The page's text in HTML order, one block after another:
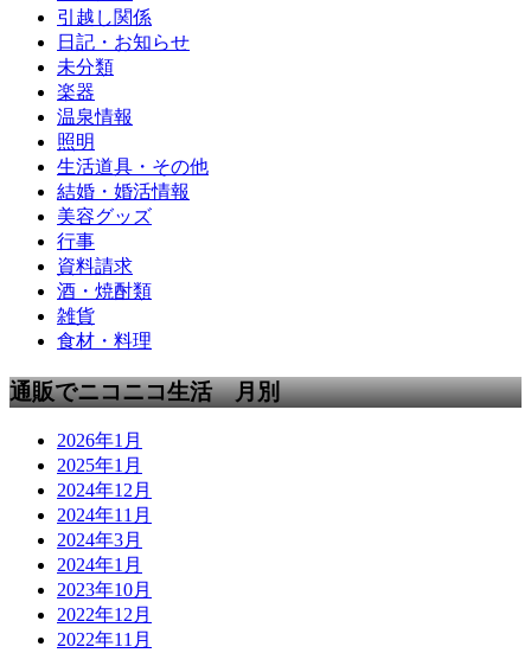
引越し関係
日記・お知らせ
未分類
楽器
温泉情報
照明
生活道具・その他
結婚・婚活情報
美容グッズ
行事
資料請求
酒・焼酎類
雑貨
食材・料理
通販でニコニコ生活 月別
2026年1月
2025年1月
2024年12月
2024年11月
2024年3月
2024年1月
2023年10月
2022年12月
2022年11月